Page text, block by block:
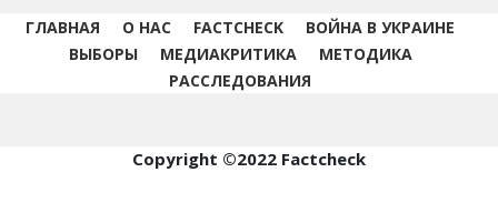
ГЛАВНАЯ О НАС FACTCHECK
ВОЙНА В УКРАИНЕ
ВЫБОРЫ
МЕДИАКРИТИКА
МЕТОДИКА
РАССЛЕДОВАНИЯ
Copyright ©2022 Factcheck